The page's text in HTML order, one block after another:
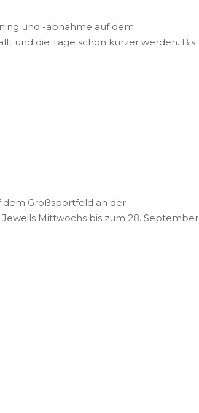
und -abnahme auf dem
und die Tage schon kürzer werden. Bis
dem Großsportfeld an der
Mittwochs bis zum 28. September